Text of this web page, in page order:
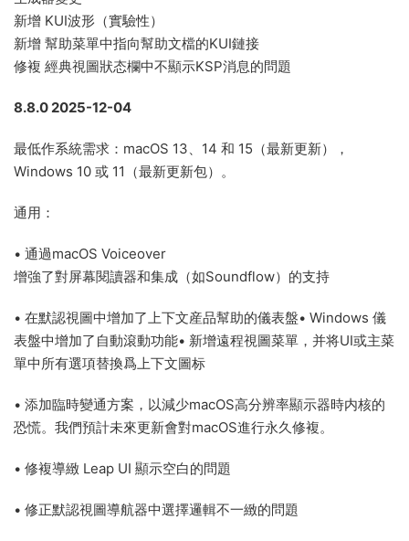
新增 KUI波形（實驗性）
新增 幫助菜單中指向幫助文檔的KUI鏈接
修複 經典視圖狀态欄中不顯示KSP消息的問題
8.8.0 2025-12-04
最低作系統需求：macOS 13、14 和 15（最新更新），
Windows 10 或 11（最新更新包）。
通用：
• 通過macOS Voiceover
增強了對屏幕閱讀器和集成（如Soundflow）的支持
• 在默認視圖中增加了上下文産品幫助的儀表盤• Windows 儀
表盤中增加了自動滾動功能• 新增遠程視圖菜單，并将UI或主菜
單中所有選項替換爲上下文圖标
• 添加臨時變通方案，以減少macOS高分辨率顯示器時内核的
恐慌。我們預計未來更新會對macOS進行永久修複。
• 修複導緻 Leap UI 顯示空白的問題
• 修正默認視圖導航器中選擇邏輯不一緻的問題